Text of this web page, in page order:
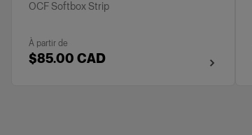
OCF Softbox Strip
À partir de
$85.00 CAD